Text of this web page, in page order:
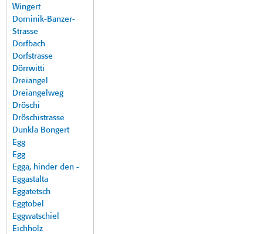
Wingert
Dominik-Banzer-
Strasse
Dorfbach
Dorfstrasse
Dörrwitti
Dreiangel
Dreiangelweg
Dröschi
Dröschistrasse
Dunkla Bongert
Egg
Egg
Egga, hinder den -
Eggastalta
Eggatetsch
Eggtobel
Eggwatschiel
Eichholz